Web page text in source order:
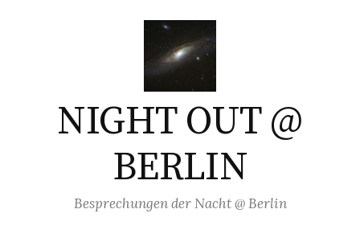
NIGHT OUT @
BERLIN
Besprechungen der Nacht @ Berlin